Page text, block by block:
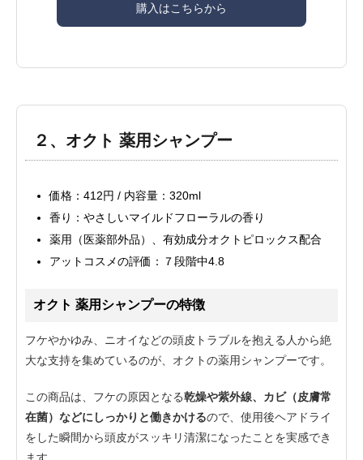
購入はこちらから
２、オクト 薬用シャンプー
価格：412円 / 内容量：320ml
香り：やさしいマイルドフローラルの香り
薬用（医薬部外品）、有効成分オクトピロックス配合
アットコスメの評価：７段階中4.8
オクト 薬用シャンプーの特徴
フケやかゆみ、ニオイなどの頭皮トラブルを抱える人から絶
大な支持を集めているのが、オクトの薬用シャンプーです。
この商品は、フケの原因となる乾燥や紫外線、カビ（皮膚常
在菌）などにしっかりと働きかけるので、使用後ヘアドライ
をした瞬間から頭皮がスッキリ清潔になったことを実感でき
ます。